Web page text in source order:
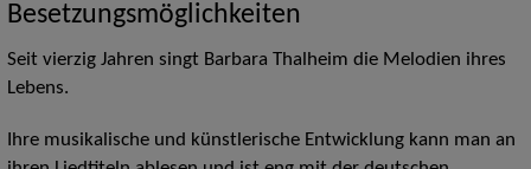
Besetzungsmöglichkeiten
Seit vierzig Jahren singt Barbara Thalheim die Melodien ihres
Lebens.
Ihre musikalische und künstlerische Entwicklung kann man an